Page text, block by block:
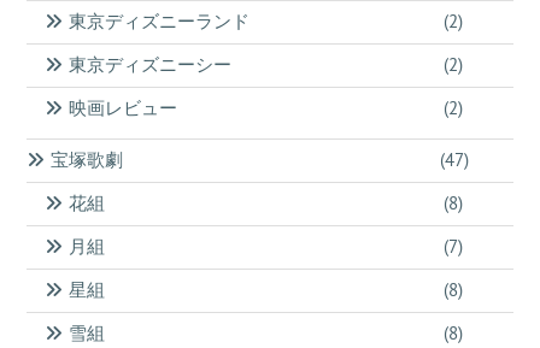
東京ディズニーランド
(2)
東京ディズニーシー
(2)
映画レビュー
(2)
宝塚歌劇
(47)
花組
(8)
月組
(7)
星組
(8)
雪組
(8)